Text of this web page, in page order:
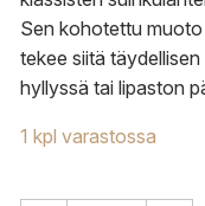
Sen kohotettu
tekee siitä
hyllyssä tai lipaston
1 kpl varastossa